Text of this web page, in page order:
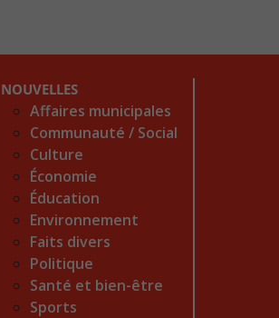
NOUVELLES
Affaires municipales
Communauté / Social
Culture
Économie
Éducation
Environnement
Faits divers
Politique
Santé et bien-être
Sports